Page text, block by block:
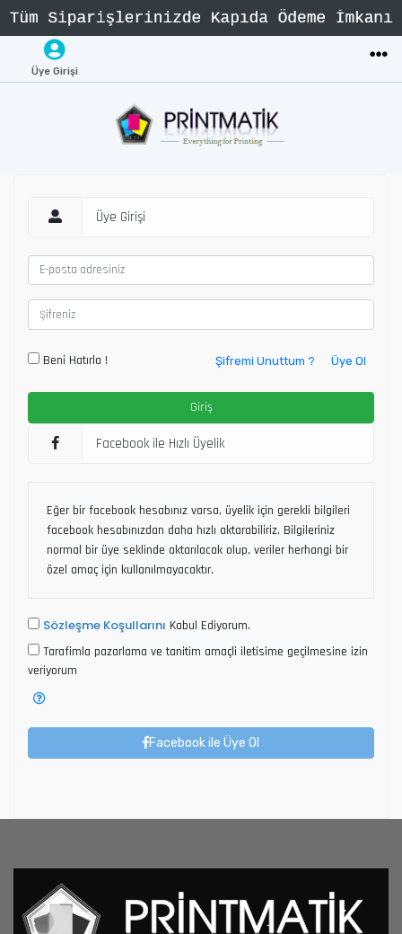
Üye Girişi
Üye Girişi
Beni Hatırla ! Üye Ol
Şifremi Unuttum ?
Facebook ile Hızlı Üyelik
Eğer bir facebook hesabınız varsa, üyelik için gerekli bilgileri
facebook hesabınızdan daha hızlı aktarabiliriz. Bilgileriniz
normal bir üye seklinde aktarılacak olup, veriler herhangi bir
özel amaç için kullanılmayacaktır.
Sözleşme Koşullarını Kabul Ediyorum.
Tarafimla pazarlama ve tanitim amaçli iletisime geçilmesine izin
veriyorum
Facebook ile Üye Ol